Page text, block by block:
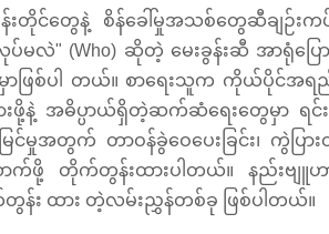
းတိုင်တွေနဲ့ စိန်ခေါ်မှုအသစ်တွေဆီချ
မလဲ" (Who) ဆိုတဲ့ မေးခွန်းဆီ အာရုံပြ
နိုင်မှာဖြစ်ပါ တယ်။ စာရေးသူက ကိုယ်ပိုင်အ
ဖို့နဲ့ အဓိပ္ပာယ်ရှိတဲ့ဆက်ဆံရေးတွေမှာ ရင်း
မှုအတွက် တာဝန်ခွဲဝေပေးခြင်း၊ ကွဲပြာ
ဖို့ တိုက်တွန်းထားပါတယ်။ နည်းဗျူဟာ
း ထား တဲ့လမ်းညွှန်တစ်ခု ဖြစ်ပါတယ်။